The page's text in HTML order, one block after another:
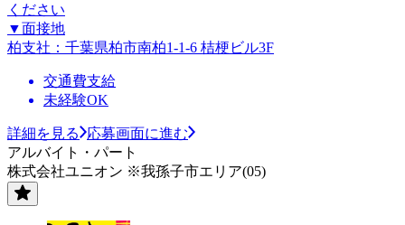
ください
▼面接地
柏支社：千葉県柏市南柏1-1-6 桔梗ビル3F
交通費支給
未経験OK
詳細を見る
応募画面に進む
アルバイト・パート
株式会社ユニオン ※我孫子市エリア(05)